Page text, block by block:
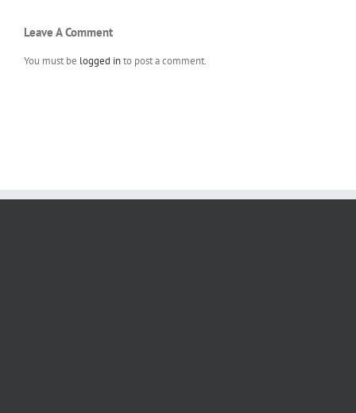
Leave A Comment
You must be logged into post a comment.